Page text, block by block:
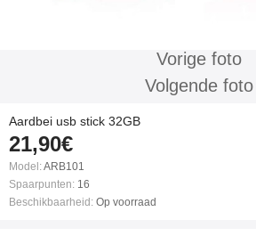
Vorige foto
Volgende foto
Aardbei usb stick 32GB
21,90€
Model:ARB101
Spaarpunten: 16
Beschikbaarheid: Op voorraad